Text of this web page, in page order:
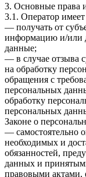
3. Основные права
3.1. Оператор
— получать от
информацию и/или
данные;
— в случае отзыва
на обработку
обращения с
персональных
обработку
персональных
Законе о
— самостоятельно
необходимых и
обязанностей,
данных и
правовыми актами,